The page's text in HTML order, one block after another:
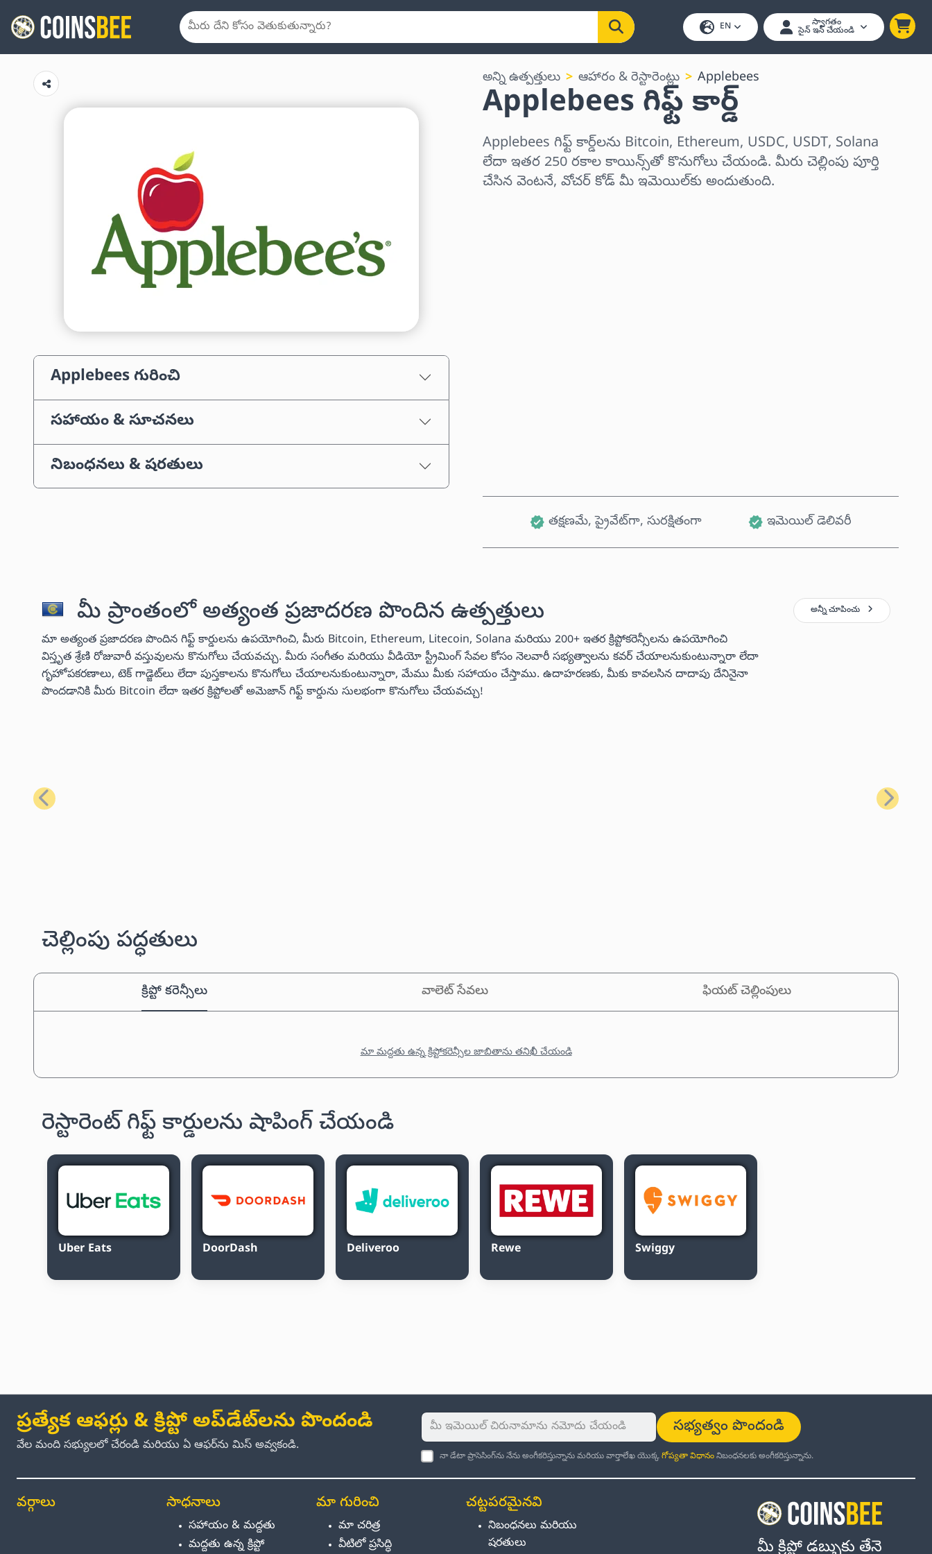
EN స్వాగతం
సైన్ ఇన్ చేయండి
Applebees గురించి
సహాయం & సూచనలు
నిబంధనలు & షరతులు
అన్ని ఉత్పత్తులు ఆహారం & రెస్టారెంట్లు Applebees
Applebees గిఫ్ట్ కార్డ్
Applebees గిఫ్ట్ కార్డ్‌లను Bitcoin, Ethereum, USDC, USDT, Solana
లేదా ఇతర 250 రకాల కాయిన్స్‌తో కొనుగోలు చేయండి. మీరు చెల్లింపు పూర్తి
చేసిన వెంటనే, వోచర్ కోడ్ మీ ఇమెయిల్‌కు అందుతుంది.
తక్షణమే, ప్రైవేట్‌గా, సురక్షితంగా ఇమెయిల్ డెలివరీ
మీ ప్రాంతంలో అత్యంత ప్రజాదరణ పొందిన ఉత్పత్తులు
మా అత్యంత ప్రజాదరణ పొందిన గిఫ్ట్ కార్డులను ఉపయోగించి, మీరు Bitcoin, Ethereum, Litecoin, Solana మరియు 200+ ఇతర క్రిప్టోకరెన్సీలను ఉపయోగించి
విస్తృత శ్రేణి రోజువారీ వస్తువులను కొనుగోలు చేయవచ్చు. మీరు సంగీతం మరియు వీడియో స్ట్రీమింగ్ సేవల కోసం నెలవారీ సభ్యత్వాలను కవర్ చేయాలనుకుంటున్నారా లేదా
గృహోపకరణాలు, టెక్ గాడ్జెట్‌లు లేదా పుస్తకాలను కొనుగోలు చేయాలనుకుంటున్నారా, మేము మీకు సహాయం చేస్తాము. ఉదాహరణకు, మీకు కావలసిన దాదాపు దేనినైనా
పొందడానికి మీరు Bitcoin లేదా ఇతర క్రిప్టోలతో అమెజాన్ గిఫ్ట్ కార్డును సులభంగా కొనుగోలు చేయవచ్చు!
అన్నీ చూపించు
మునుపటి తదుపరి
చెల్లింపు పద్ధతులు
క్రిప్టో కరెన్సీలు వాలెట్ సేవలు ఫియట్ చెల్లింపులు
మా మద్దతు ఉన్న క్రిప్టోకరెన్సీల జాబితాను తనిఖీ చేయండి
రెస్టారెంట్ గిఫ్ట్ కార్డులను షాపింగ్ చేయండి
Uber Eats DoorDash Deliveroo Rewe Swiggy
ప్రత్యేక ఆఫర్లు & క్రిప్టో అప్‌డేట్‌లను పొందండి
వేల మంది సభ్యులలో చేరండి మరియు ఏ ఆఫర్‌ను మిస్ అవ్వకండి.
సభ్యత్వం పొందండి
నా డేటా ప్రాసెసింగ్‌ను నేను అంగీకరిస్తున్నాను మరియు వార్తాలేఖ యొక్కగోప్యతా విధానంనిబంధనలకు అంగీకరిస్తున్నాను.
వర్గాలు సాధనాలు
సహాయం & మద్దతు
మద్దతు ఉన్న క్రిప్టో
మా గురించి
మా చరిత్ర
వీటిలో ప్రసిద్ధి
చట్టపరమైనవి
నిబంధనలు మరియు
షరతులు
మీ క్రిప్టో డబ్బుకు తేనె